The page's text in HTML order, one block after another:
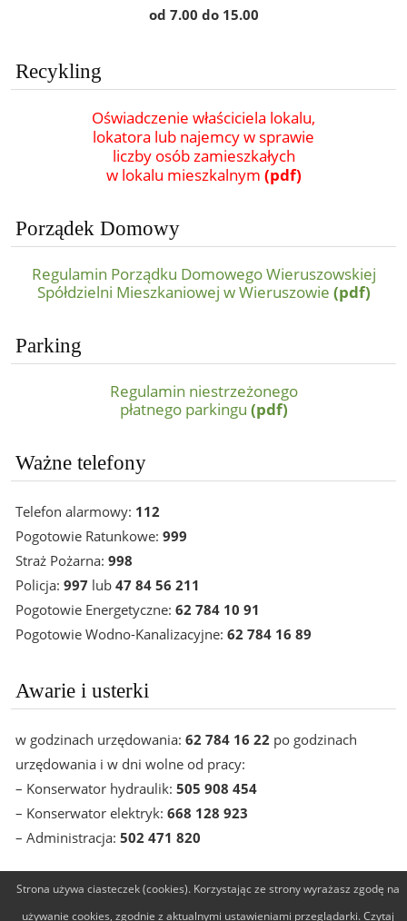
od 7.00 do 15.00
Recykling
Oświadczenie właściciela lokalu,
lokatora lub najemcy w sprawie
liczby osób zamieszkałych
w lokalu mieszkalnym (pdf)
Porządek Domowy
Regulamin Porządku Domowego Wieruszowskiej
Spółdzielni Mieszkaniowej w Wieruszowie (pdf)
Parking
Regulamin niestrzeżonego
płatnego parkingu (pdf)
Ważne telefony
Telefon alarmowy: 112
Pogotowie Ratunkowe: 999
Straż Pożarna: 998
Policja: 997 lub 47 84 56 211
Pogotowie Energetyczne: 62 784 10 91
Pogotowie Wodno-Kanalizacyjne: 62 784 16 89
Awarie i usterki
w godzinach urzędowania: 62 784 16 22 po godzinach
urzędowania i w dni wolne od pracy:
– Konserwator hydraulik: 505 908 454
– Konserwator elektryk: 668 128 923
– Administracja: 502 471 820
Strona używa ciasteczek (cookies). Korzystając ze strony wyrażasz zgodę na
używanie cookies, zgodnie z aktualnymi ustawieniami przeglądarki. Czytaj